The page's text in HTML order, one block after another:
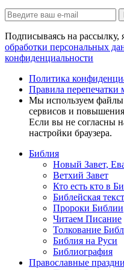
Подписываясь на рассылку,
обработки персональных
конфиденциальности
Политика
Правила перепечатки
Мы используем файлы
сервисов и
Если вы не согласны
настройки браузера.
Библия
Новый Завет,
Ветхий Завет
Кто есть кто в
Библейская
Пророки Библии
Читаем Писание
Толкование
Библия на Руси
Библиография
Православные